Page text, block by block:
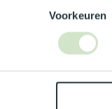
Voorkeuren